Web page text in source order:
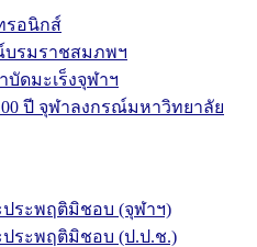
รอนิกส์
รมราชสมภพฯ
ดมะเร็งจุฬาฯ
ปี จุฬาลงกรณ์มหาวิทยาลัย
ประพฤติมิชอบ (จุฬาฯ)
ประพฤติมิชอบ (ป.ป.ช.)